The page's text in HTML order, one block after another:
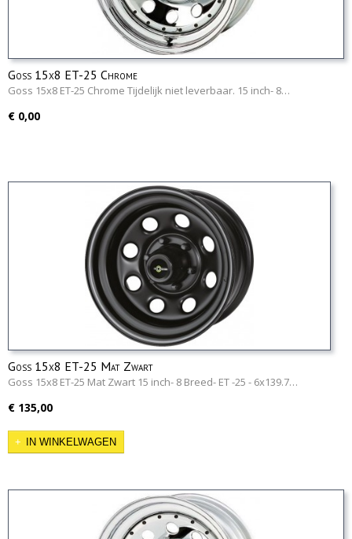
Goss 15x8 ET-25 Chrome
Goss 15x8 ET-25 Chrome Tijdelijk niet leverbaar. 15 inch- 8…
€ 0,00
Goss 15x8 ET-25 Mat Zwart
Goss 15x8 ET-25 Mat Zwart 15 inch- 8 Breed- ET -25 - 6x139.7…
€ 135,00
IN WINKELWAGEN